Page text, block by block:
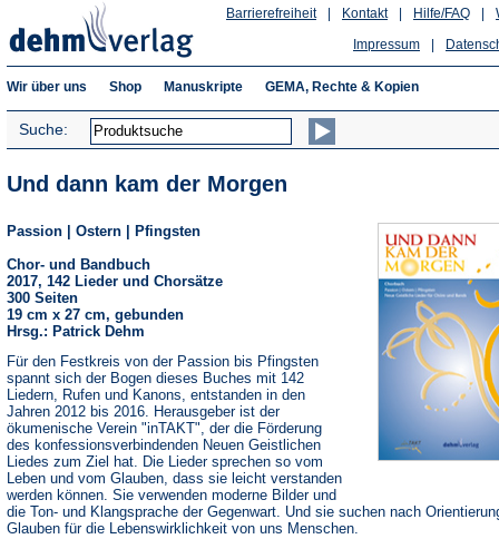
Hilfe/FAQ
Kontakt
Barrierefreiheit
Impressum
Wir über uns Shop Manuskripte GEMA, Rechte & Kopien
Suche:
Und dann kam der Morgen
Passion | Ostern | Pfingsten
Chor- und Bandbuch
2017, 142 Lieder und Chorsätze
300 Seiten
19 cm x 27 cm, gebunden
Hrsg.: Patrick Dehm
Für den Festkreis von der Passion bis Pfingsten
spannt sich der Bogen dieses Buches mit 142
Liedern, Rufen und Kanons, entstanden in den
Jahren 2012 bis 2016. Herausgeber ist der
ökumenische Verein "inTAKT", der die Förderung
des konfessionsverbindenden Neuen Geistlichen
Liedes zum Ziel hat. Die Lieder sprechen so vom
Leben und vom Glauben, dass sie leicht verstanden
werden können. Sie verwenden moderne Bilder und
die Ton- und Klangsprache der Gegenwart. Und sie suchen nach
Glauben für die Lebenswirklichkeit von uns Menschen.